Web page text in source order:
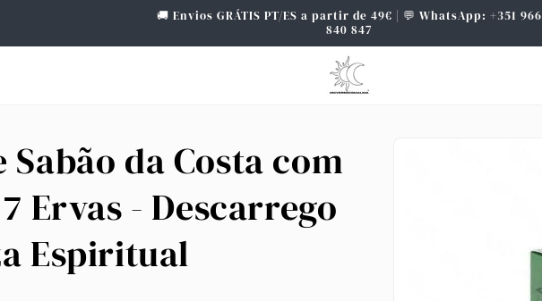
🚚 Envios GRÁTIS PT/ES a partir de 49€ | 💬 WhatsApp: +351 966
840 847
Sabão da Costa com
Ervas - Descarrego
Espiritual